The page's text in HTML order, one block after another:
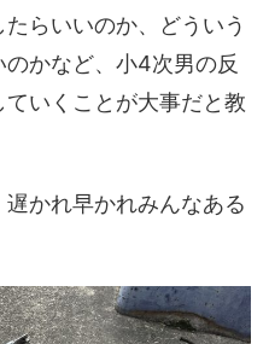
らいいのか、どういう
かなど、小4次男の反
いくことが大事だと教
かれ早かれみんなある